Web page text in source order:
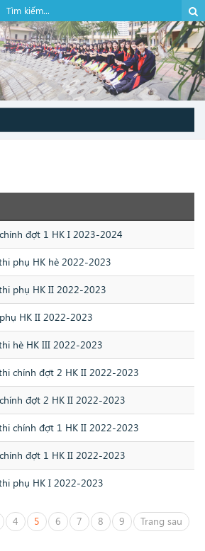
đợt 1 HK I 2023-2024
phụ HK hè 2022-2023
phụ HK II 2022-2023
HK II 2022-2023
hè HK III 2022-2023
chính đợt 2 HK II 2022-2023
đợt 2 HK II 2022-2023
chính đợt 1 HK II 2022-2023
đợt 1 HK II 2022-2023
phụ HK I 2022-2023
4 5 6 7 8 9 Trang sau